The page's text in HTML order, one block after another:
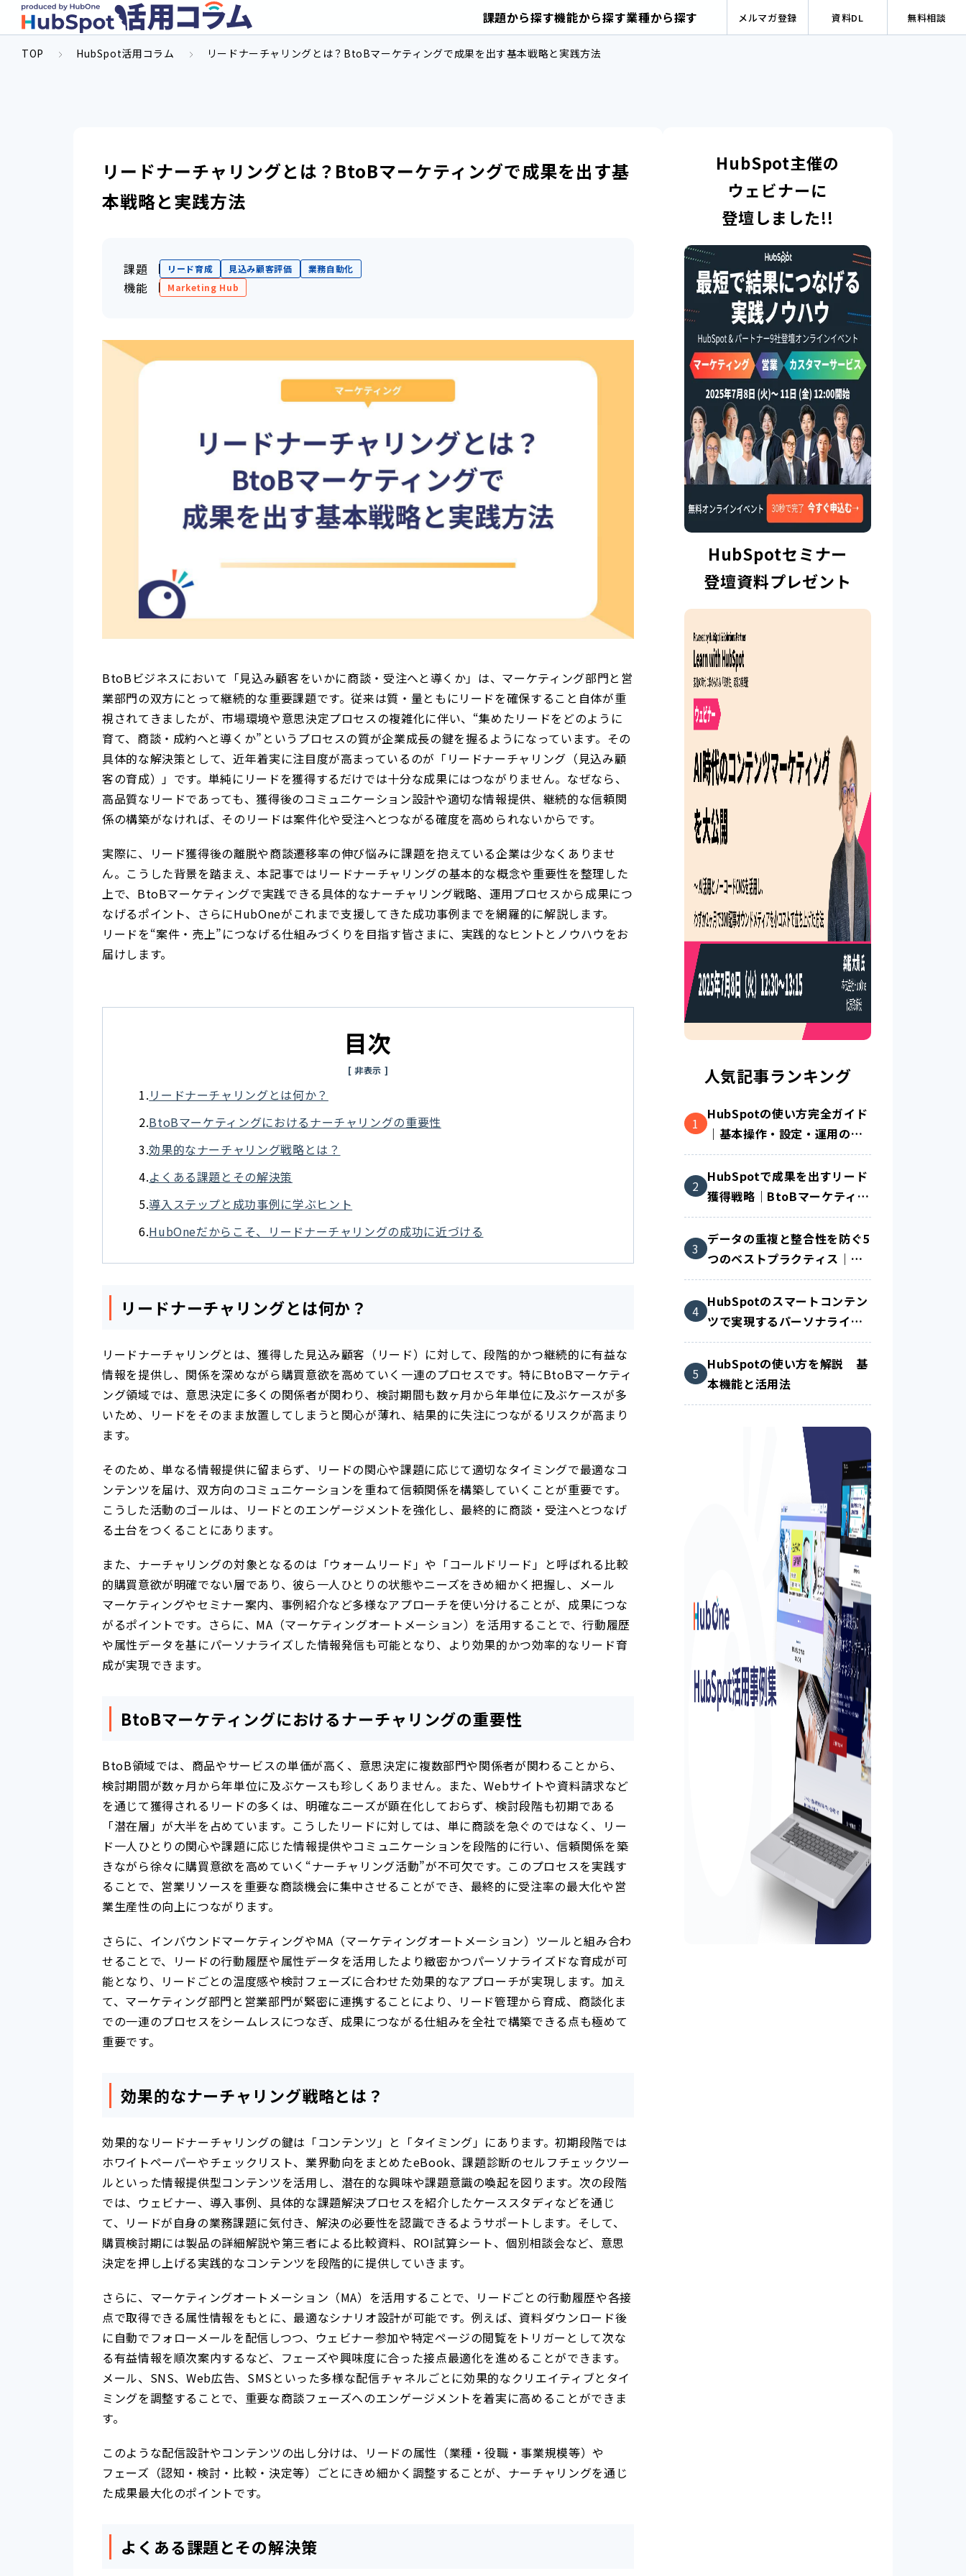
課題から探す機能から探す業種から探す メルマガ登録 資料DL 無料相談
TOP HubSpot活用コラム リードナーチャリングとは？BtoBマーケティングで成果を出す基本戦略と実践方法
リードナーチャリングとは？BtoBマーケティングで成果を出す基
本戦略と実践方法
課題 リード育成 見込み顧客評価 業務自動化
機能 Marketing Hub
BtoBビジネスにおいて「見込み顧客をいかに商談・受注へと導くか」は、マーケティング部門と営
業部門の双方にとって継続的な重要課題です。従来は質・量ともにリードを確保すること自体が重
視されてきましたが、市場環境や意思決定プロセスの複雑化に伴い、“集めたリードをどのように
育て、商談・成約へと導くか”というプロセスの質が企業成長の鍵を握るようになっています。その
具体的な解決策として、近年着実に注目度が高まっているのが「リードナーチャリング（見込み顧
客の育成）」です。単純にリードを獲得するだけでは十分な成果にはつながりません。なぜなら、
高品質なリードであっても、獲得後のコミュニケーション設計や適切な情報提供、継続的な信頼関
係の構築がなければ、そのリードは案件化や受注へとつながる確度を高められないからです。
実際に、リード獲得後の離脱や商談遷移率の伸び悩みに課題を抱えている企業は少なくありませ
ん。こうした背景を踏まえ、本記事ではリードナーチャリングの基本的な概念や重要性を整理した
上で、BtoBマーケティングで実践できる具体的なナーチャリング戦略、運用プロセスから成果につ
なげるポイント、さらにHubOneがこれまで支援してきた成功事例までを網羅的に解説します。
リードを“案件・売上”につなげる仕組みづくりを目指す皆さまに、実践的なヒントとノウハウをお
届けします。
目次
リードナーチャリングとは何か？
BtoBマーケティングにおけるナーチャリングの重要性
効果的なナーチャリング戦略とは？
よくある課題とその解決策
導入ステップと成功事例に学ぶヒント
HubOneだからこそ、リードナーチャリングの成功に近づける
リードナーチャリングとは何か？
リードナーチャリングとは、獲得した見込み顧客（リード）に対して、段階的かつ継続的に有益な
情報を提供し、関係を深めながら購買意欲を高めていく一連のプロセスです。特にBtoBマーケティ
ング領域では、意思決定に多くの関係者が関わり、検討期間も数ヶ月から年単位に及ぶケースが多
いため、リードをそのまま放置してしまうと関心が薄れ、結果的に失注につながるリスクが高まり
ます。
そのため、単なる情報提供に留まらず、リードの関心や課題に応じて適切なタイミングで最適なコ
ンテンツを届け、双方向のコミュニケーションを重ねて信頼関係を構築していくことが重要です。
こうした活動のゴールは、リードとのエンゲージメントを強化し、最終的に商談・受注へとつなげ
る土台をつくることにあります。
また、ナーチャリングの対象となるのは「ウォームリード」や「コールドリード」と呼ばれる比較
的購買意欲が明確でない層であり、彼ら一人ひとりの状態やニーズをきめ細かく把握し、メール
マーケティングやセミナー案内、事例紹介など多様なアプローチを使い分けることが、成果につな
がるポイントです。さらに、MA（マーケティングオートメーション）を活用することで、行動履歴
や属性データを基にパーソナライズした情報発信も可能となり、より効果的かつ効率的なリード育
成が実現できます。
BtoBマーケティングにおけるナーチャリングの重要性
BtoB領域では、商品やサービスの単価が高く、意思決定に複数部門や関係者が関わることから、
検討期間が数ヶ月から年単位に及ぶケースも珍しくありません。また、Webサイトや資料請求など
を通じて獲得されるリードの多くは、明確なニーズが顕在化しておらず、検討段階も初期である
「潜在層」が大半を占めています。こうしたリードに対しては、単に商談を急ぐのではなく、リー
ド一人ひとりの関心や課題に応じた情報提供やコミュニケーションを段階的に行い、信頼関係を築
きながら徐々に購買意欲を高めていく“ナーチャリング活動”が不可欠です。このプロセスを実践す
ることで、営業リソースを重要な商談機会に集中させることができ、最終的に受注率の最大化や営
業生産性の向上につながります。
さらに、インバウンドマーケティングやMA（マーケティングオートメーション）ツールと組み合わ
せることで、リードの行動履歴や属性データを活用したより緻密かつパーソナライズドな育成が可
能となり、リードごとの温度感や検討フェーズに合わせた効果的なアプローチが実現します。加え
て、マーケティング部門と営業部門が緊密に連携することにより、リード管理から育成、商談化ま
での一連のプロセスをシームレスにつなぎ、成果につながる仕組みを全社で構築できる点も極めて
重要です。
効果的なナーチャリング戦略とは？
効果的なリードナーチャリングの鍵は「コンテンツ」と「タイミング」にあります。初期段階では
ホワイトペーパーやチェックリスト、業界動向をまとめたeBook、課題診断のセルフチェックツー
ルといった情報提供型コンテンツを活用し、潜在的な興味や課題意識の喚起を図ります。次の段階
では、ウェビナー、導入事例、具体的な課題解決プロセスを紹介したケーススタディなどを通じ
て、リードが自身の業務課題に気付き、解決の必要性を認識できるようサポートします。そして、
購買検討期には製品の詳細解説や第三者による比較資料、ROI試算シート、個別相談会など、意思
決定を押し上げる実践的なコンテンツを段階的に提供していきます。
さらに、マーケティングオートメーション（MA）を活用することで、リードごとの行動履歴や各接
点で取得できる属性情報をもとに、最適なシナリオ設計が可能です。例えば、資料ダウンロード後
に自動でフォローメールを配信しつつ、ウェビナー参加や特定ページの閲覧をトリガーとして次な
る有益情報を順次案内するなど、フェーズや興味度に合った接点最適化を進めることができます。
メール、SNS、Web広告、SMSといった多様な配信チャネルごとに効果的なクリエイティブとタイ
ミングを調整することで、重要な商談フェーズへのエンゲージメントを着実に高めることができま
す。
このような配信設計やコンテンツの出し分けは、リードの属性（業種・役職・事業規模等）や
フェーズ（認知・検討・比較・決定等）ごとにきめ細かく調整することが、ナーチャリングを通じ
た成果最大化のポイントです。
よくある課題とその解決策
HubSpot主催の
ウェビナーに
登壇しました!!
HubSpotセミナー
登壇資料プレゼント
人気記事ランキング
HubSpotの使い方完全ガイド
｜基本操作・設定・運用のコ
ツを解説
HubSpotで成果を出すリード
獲得戦略｜BtoBマーケティン
グ成功の秘訣とは？
データの重複と整合性を防ぐ5
つのベストプラクティス｜
SaaS運用を成功に導く方法
HubSpotのスマートコンテン
ツで実現するパーソナライズ
戦略｜成果を生むCMS活用術
HubSpotの使い方を解説 基
本機能と活用法